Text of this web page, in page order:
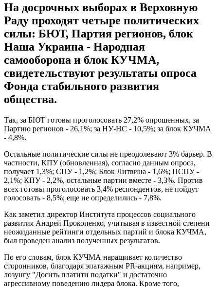
На досрочных выборах в Верховную
Раду проходят четыре политических
силы: БЮТ, Партия регионов, блок
Наша Украина - Народная
самооборона и блок КУЧМА,
свидетельствуют результаты опроса
Фонда стабильного развития
общества.
Так, за БЮТ готовы проголосовать 27,2% опрошенных, за
Партию регионов - 26,1%; за НУ-НС - 10,5%; за блок КУЧМА
- 4,8%.
Остальные политические силы не преодолевают 3% барьер. В
частности, КПУ (обновленная), согласно данным опроса,
получает 1,3%; СПУ - 1,2%; Блок Литвина - 1,6%; ПСПУ -
2,1%; КПУ - 2,2%, остальные партии вместе - 3,3%. Против
всех готовы проголосовать 3,4% респондентов, не пойдут
голосовать - 8,5%; еще не определились - 7,8%.
Как заметил директор Института процессов социального
развития Андрей Прокопенко, учитывая в известной степени
неожиданные рейтинги отдельных партий и блока КУЧМА,
был проведен анализ полученных результатов.
По его словам, блок КУЧМА наращивает количество
сторонников, благодаря эпатажным PR-акциям, например,
лозунгу "Досить платити податки" и достаточно
агрессивному поведению лидера блока. Кроме того,